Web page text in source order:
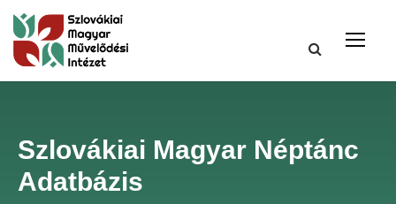
Szlovákiai Magyar Néptánc
Adatbázis